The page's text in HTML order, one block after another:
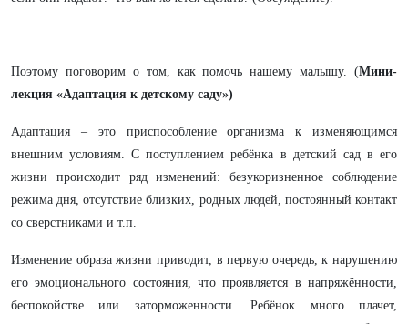
Поэтому поговорим о том, как помочь нашему малышу. (Мини-
лекция «Адаптация к детскому саду»)
Адаптация – это приспособление организма к изменяющимся
внешним условиям. С поступлением ребёнка в детский сад в его
жизни происходит ряд изменений: безукоризненное соблюдение
режима дня, отсутствие близких, родных людей, постоянный контакт
со сверстниками и т.п.
Изменение образа жизни приводит, в первую очередь, к нарушению
его эмоционального состояния, что проявляется в напряжённости,
беспокойстве или заторможенности. Ребёнок много плачет,